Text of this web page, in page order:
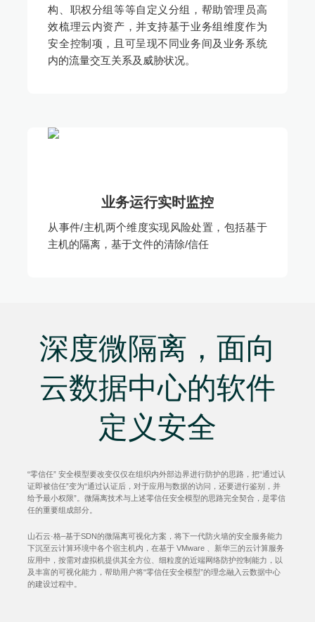
构、职权分组等等自定义分组，帮助管理员高
效梳理云内资产，并支持基于业务组维度作为
安全控制项，且可呈现不同业务间及业务系统
内的流量交互关系及威胁状况。
业务运行实时监控
从事件/主机两个维度实现风险处置，包括基于
主机的隔离，基于文件的清除/信任
深度微隔离，面向
云数据中心的软件
定义安全
“零信任” 安全模型要改变仅仅在组织内外部边界进行防护的思路，把“通过认
证即被信任”变为“通过认证后，对于应用与数据的访问，还要进行鉴别，并
给予最小权限”。微隔离技术与上述零信任安全模型的思路完全契合，是零信
任的重要组成部分。
山石云·格–基于SDN的微隔离可视化方案，将下一代防火墙的安全服务能力
下沉至云计算环境中各个宿主机内，在基于 VMware 、新华三的云计算服务
应用中，按需对虚拟机提供其全方位、细粒度的近端网络防护控制能力，以
及丰富的可视化能力，帮助用户将“零信任安全模型”的理念融入云数据中心
的建设过程中。